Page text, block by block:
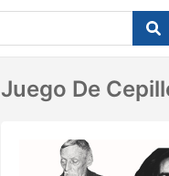
Juego De